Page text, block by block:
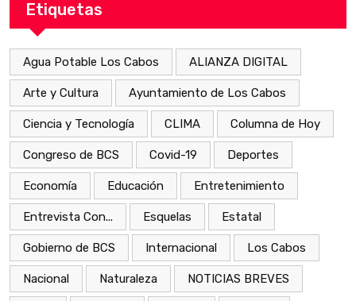
Etiquetas
Agua Potable Los Cabos ALIANZA DIGITAL
Arte y Cultura Ayuntamiento de Los Cabos
Ciencia y Tecnología CLIMA Columna de Hoy
Congreso de BCS Covid-19 Deportes
Economía Educación Entretenimiento
Entrevista Con... Esquelas Estatal
Gobierno de BCS Internacional Los Cabos
Nacional Naturaleza NOTICIAS BREVES